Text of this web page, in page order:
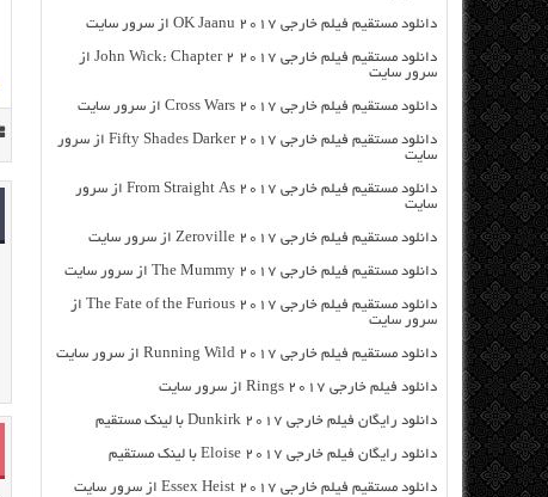
دانلود مستقیم فیلم خارجی OK Jaanu 2017 از سرور سایت
دانلود مستقیم فیلم خارجی John Wick: Chapter 2 2017 از
سرور سایت
دانلود مستقیم فیلم خارجی Cross Wars 2017 از سرور سایت
دانلود مستقیم فیلم خارجی Fifty Shades Darker 2017 از سرور
سایت
دانلود مستقیم فیلم خارجی From Straight As 2017 از سرور
سایت
دانلود مستقیم فیلم خارجی Zeroville 2017 از سرور سایت
دانلود مستقیم فیلم خارجی The Mummy 2017 از سرور سایت
دانلود مستقیم فیلم خارجی The Fate of the Furious 2017 از
سرور سایت
دانلود مستقیم فیلم خارجی Running Wild 2017 از سرور سایت
دانلود فیلم خارجی Rings 2017 از سرور سایت
دانلود رایگان فیلم خارجی Dunkirk 2017 با لینک مستقیم
دانلود رایگان فیلم خارجی Eloise 2017 با لینک مستقیم
دانلود مستقیم فیلم خارجی Essex Heist 2017 از سرور سایت